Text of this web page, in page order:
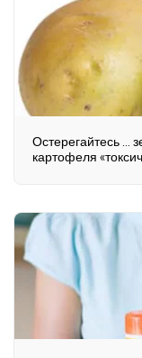
Остерегайтесь ...
картофеля